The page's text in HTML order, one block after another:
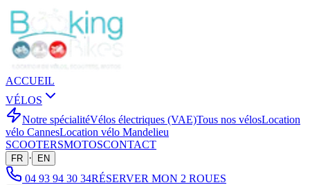
ACCUEIL
VÉLOS
Notre spécialitéVélos électriques (VAE)Tous nos vélosLocation
vélo CannesLocation vélo Mandelieu
SCOOTERSMOTOSCONTACT
FR · EN
04 93 94 30 34RÉSERVER MON 2 ROUES